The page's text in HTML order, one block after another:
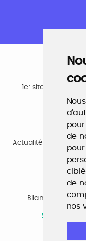
de
de
nos
1er site emploi du
Actualités, guide et
Bilan de
recherche